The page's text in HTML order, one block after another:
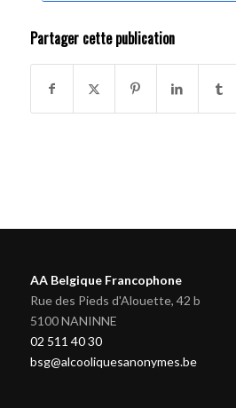
Partager cette publication
AA Belgique Francophone
Rue des Pieds d'Alouette, 42 b
5100 NANINNE
02 511 40 30
bsg@alcooliquesanonymes.be